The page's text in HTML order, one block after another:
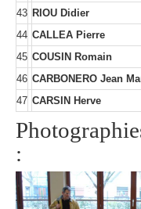
43 RIOU Didier
44 CALLEA Pierre
45 COUSIN Romain
46 CARBONERO Jean
47 CARSIN Herve
: